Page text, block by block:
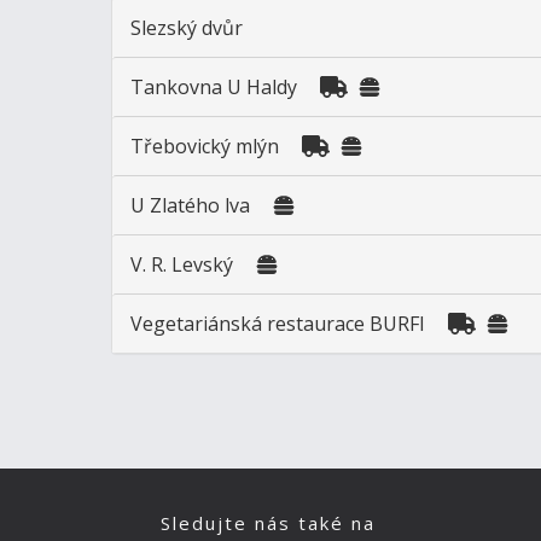
Slezský dvůr
Tankovna U Haldy
Třebovický mlýn
U Zlatého lva
V. R. Levský
Vegetariánská restaurace BURFI
Sledujte nás také na